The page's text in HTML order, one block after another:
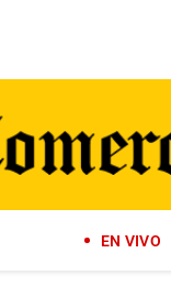
EN VIVO